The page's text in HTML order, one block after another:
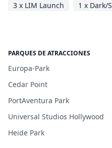
3 x LIM Launch 1 x Dark/
PARQUES DE ATRACCIONES
Europa-Park
Cedar Point
PortAventura Park
Universal Studios Hollywood
Heide Park